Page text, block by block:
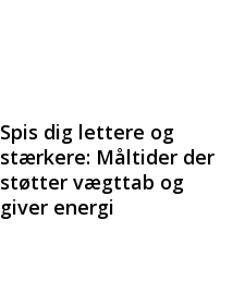
Spis dig lettere og
stærkere: Måltider der
støtter vægttab og
giver energi